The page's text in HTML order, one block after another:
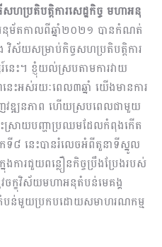
សហប្រតិបត្តិការសេដ្ឋកិច្ច មហាអនុ
ម័តកាលពីឆ្នាំ២០២១ បានកំណត់
ស័យសម្រាប់កិច្ចសហប្រតិបត្តិការ
េះ។ ខ្ញុំយល់ស្របតាមការវាយ
េះអស់រយៈពេល៣ឆ្នាំ យើងមានការ
ញវឌ្ឍនភាព ហើយស្របពេលជាមួយ
ស្រាយបញ្ហាប្រឈមដែលកំពុងកើត
៨ នេះបានរំលេចអំពីតួនាទីស្នូល
ការជួយពន្លឿនកិច្ចប្រឹងប្រែងរបស់
ខុវិស័យមហាអនុតំបន់មេគង្គ
បន់មួយប្រកបដោយសមាហរណកម្ម